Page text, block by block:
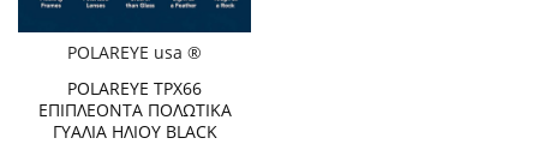
POLAREYE usa ®
POLAREYE TPX66
ΕΠΙΠΛΕΟΝΤΑ ΠΟΛΩΤΙΚΑ
ΓΥΑΛΙΑ ΗΛΙΟΥ BLACK